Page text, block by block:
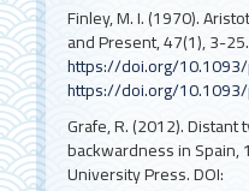
Finley, M. I. (1970).
and Present, 47(1), 3-25.
https://doi.org/
https://doi.org/
Grafe, R. (2012).
backwardness in
University Press.DOI: